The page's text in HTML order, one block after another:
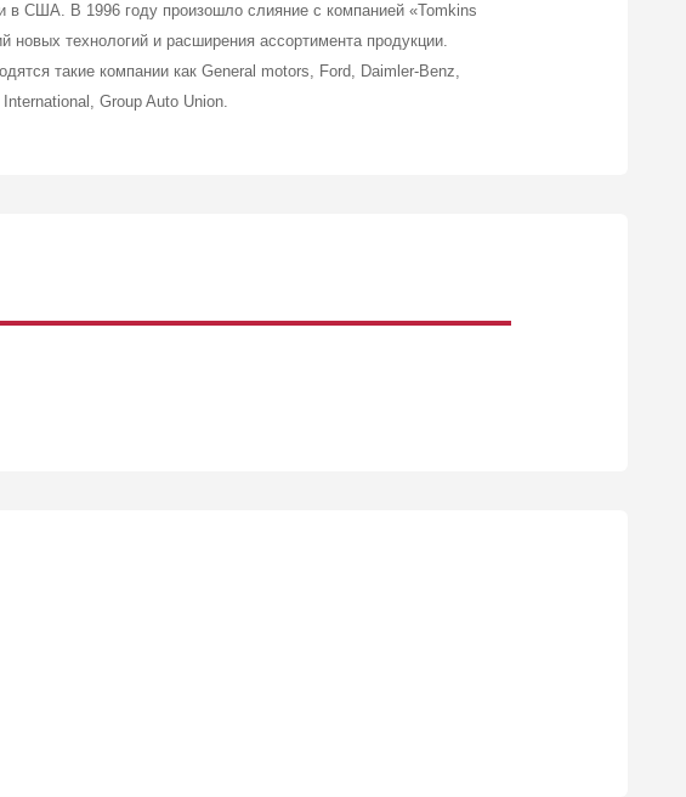
в США. В 1996 году произошло слияние с компанией «Tomkins
технологий и расширения ассортимента продукции.
такие компании как General motors, Ford, Daimler-Benz,
Group Auto Union.